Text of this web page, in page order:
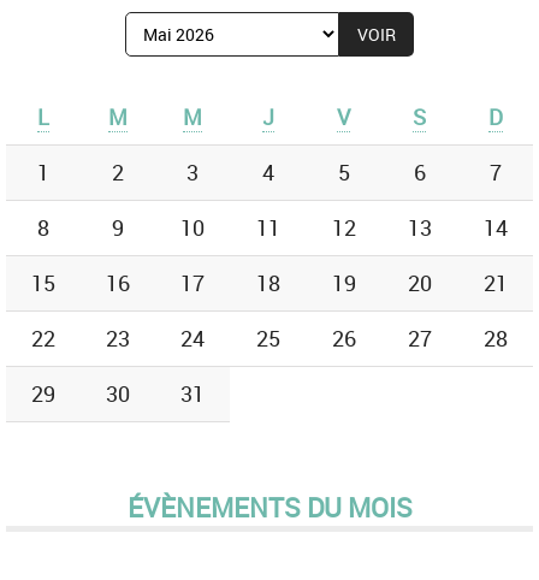
Afficher
le
de
:
L M M J V S
D
1
2 3 4 5 6
7
8
9 10 11 12 13
14
15
16 17 18 19 20
21
22
23 24 25 26 27
28
29
30 31
ÉVÈNEMENTS DU MOIS